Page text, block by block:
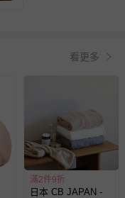
看更多
滿2件9折
日本 CB JAPAN -